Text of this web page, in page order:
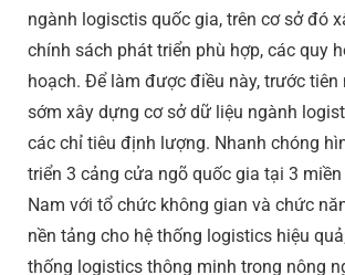
ngành logisctis quốc gia, trên cơ sở đó
chính sách phát triển phù hợp, các quy
hoạch. Để làm được điều này, trước tiên
sớm xây dựng cơ sở dữ liệu ngành
các chỉ tiêu định lượng. Nhanh chóng
triển 3 cảng cửa ngõ quốc gia tại 3
Nam với tổ chức không gian và chức
nền tảng cho hệ thống logistics hiệu
thống logistics thông minh trong nông